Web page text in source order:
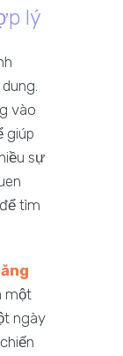
lý
vào
giúp
sự
tìm
một
ngày